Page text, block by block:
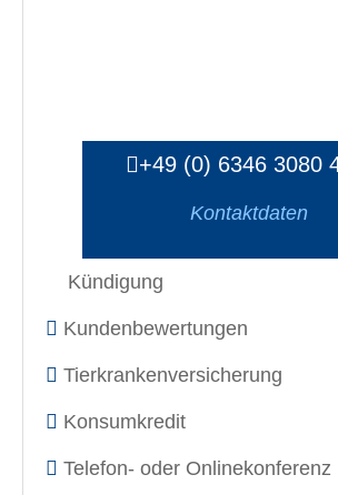
+49 (0) 6346 3080
Kontaktdaten
Kündigung
Kundenbewertungen
Tierkrankenversicherung
Konsumkredit
Telefon- oder Onlinekonferenz